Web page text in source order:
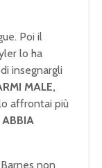
Poi il
lo ha
insegnargli
MALE,
affrontai più
ABBIA
non